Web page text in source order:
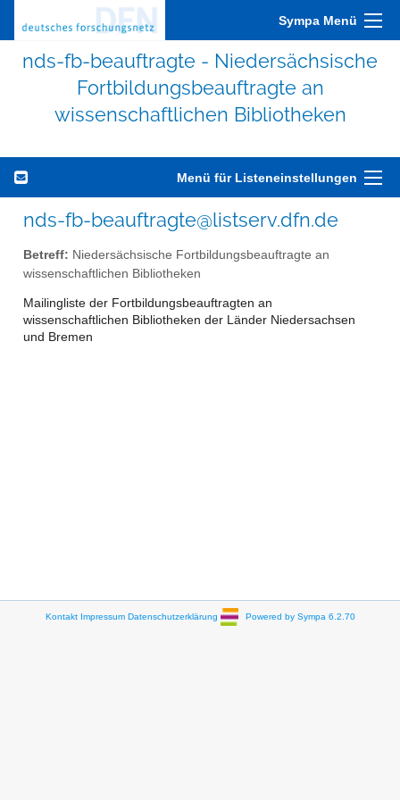
Sympa Menü
nds-fb-beauftragte - Niedersächsische
Fortbildungsbeauftragte an
wissenschaftlichen Bibliotheken
Menü für Listeneinstellungen
nds-fb-beauftragte@listserv.dfn.de
Betreff: Niedersächsische Fortbildungsbeauftragte an
wissenschaftlichen Bibliotheken
Mailingliste der Fortbildungsbeauftragten an
wissenschaftlichen Bibliotheken der Länder Niedersachsen
und Bremen
Kontakt Impressum Datenschutzerklärung Powered by Sympa 6.2.70